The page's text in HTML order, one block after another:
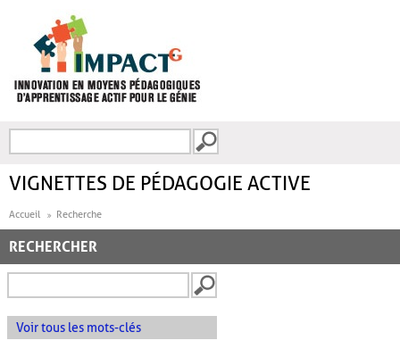
FORMULAIRE DE
VIGNETTES DE PÉDAGOGIE ACTIVE
Accueil Recherche
RECHERCHER
Voir tous les mots-clés